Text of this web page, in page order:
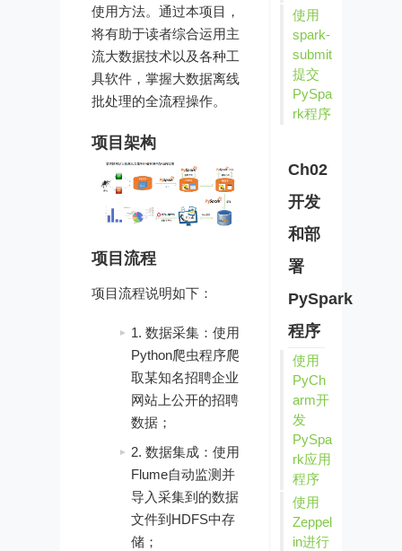
使用方法。通过本项目，
将有助于读者综合运用主
流大数据技术以及各种工
具软件，掌握大数据离线
批处理的全流程操作。
项目架构
项目流程
项目流程说明如下：
1. 数据采集：使用
Python爬虫程序爬
取某知名招聘企业
网站上公开的招聘
数据；
2. 数据集成：使用
Flume自动监测并
导入采集到的数据
文件到HDFS中存
储；
使用
spark-
submit
提交
PySpa
rk程序
Ch02
开发
和部
署
PySpark
程序
使用
PyCh
arm开
发
PySpa
rk应用
程序
使用
Zeppel
in进行